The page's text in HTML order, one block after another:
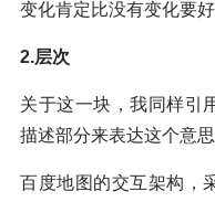
变化肯定比没有变化要好
2.层次
关于这一块，我同样引
描述部分来表达这个意思
百度地图的交互架构，